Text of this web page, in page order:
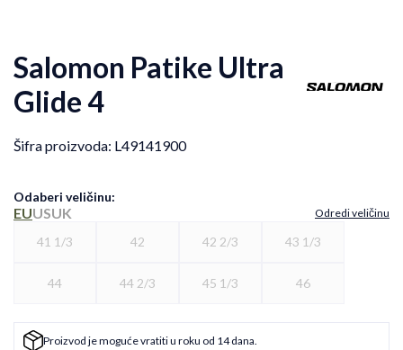
Salomon Patike Ultra
Glide 4
Šifra proizvoda: L49141900
Odaberi veličinu:
EUUSUK Odredi veličinu
41 1/3 42 42 2/3 43 1/3
44 44 2/3 45 1/3 46
Proizvod je moguće vratiti u roku od 14 dana.